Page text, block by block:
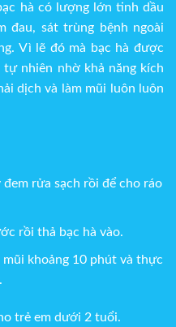
hà có lượng lớn tinh dầu
đau, sát trùng bệnh ngoài
Vì lẽ đó mà bạc hà được
nhiên nhờ khả năng kích
dịch và làm mũi luôn luôn
rửa sạch rồi để cho ráo
rồi thả bạc hà vào.
khoảng 10 phút và thực
trẻ em dưới 2 tuổi.